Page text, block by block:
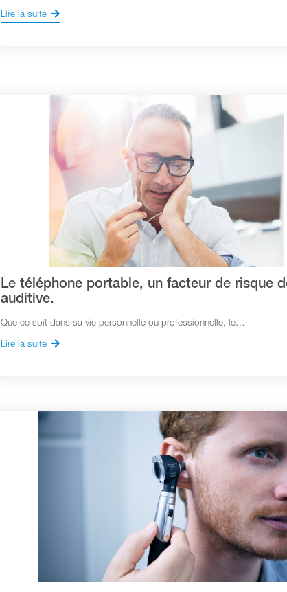
Lire la suite
Le téléphone portable, un facteur de risque
auditive.
Que ce soit dans sa vie personnelle ou professionnelle, le…
Lire la suite